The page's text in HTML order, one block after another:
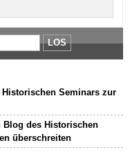
LOS
Seminars zur
Blog des Historischen
überschreiten